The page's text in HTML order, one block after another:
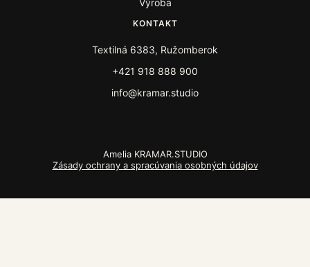
Výroba
KONTAKT
Textilná 6383, Ružomberok
+421 918 888 900
info@kramar.studio
Amelia KRAMAR.STUDIO
Zásady ochrany a spracúvania osobných údajov